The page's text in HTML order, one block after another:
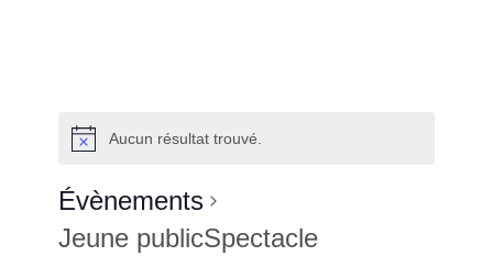
Aucun résultat trouvé.
Évènements
Jeune publicSpectacle